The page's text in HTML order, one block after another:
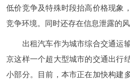
低价竞争及特殊时段抬高价格现象
竞争环境。同时还存在信息泄露的风
出租汽车作为城市综合交通运
京这样一个超大型城市的交通出行
小部分。目前，本市正在加快构建